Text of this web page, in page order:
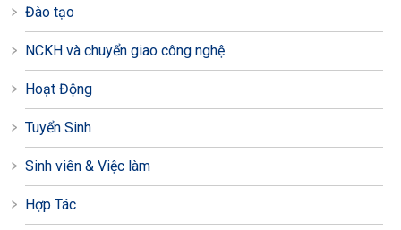
Đào tạo
NCKH và chuyển giao công nghệ
Hoạt Động
Tuyển Sinh
Sinh viên & Việc làm
Hợp Tác